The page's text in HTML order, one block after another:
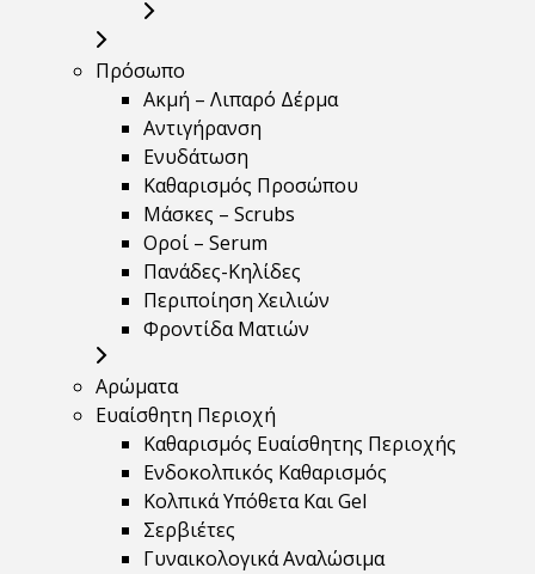
Πρόσωπο
Ακμή – Λιπαρό Δέρμα
Αντιγήρανση
Ενυδάτωση
Καθαρισμός Προσώπου
Μάσκες – Scrubs
Οροί – Serum
Πανάδες-Κηλίδες
Περιποίηση Χειλιών
Φροντίδα Ματιών
Αρώματα
Ευαίσθητη Περιοχή
Καθαρισμός Ευαίσθητης Περιοχής
Ενδοκολπικός Καθαρισμός
Κολπικά Υπόθετα Και Gel
Σερβιέτες
Γυναικολογικά Αναλώσιμα